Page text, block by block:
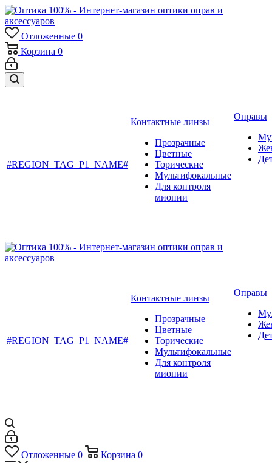
Отложенные 0
Корзина 0
#REGION_TAG_P1_NAME#
Контактные линзы
Прозрачные
Цветные
Торические
Мультифокальные
Для контроля
миопии
Оправы
#REGION_TAG_P1_NAME#
Контактные линзы
Прозрачные
Цветные
Торические
Мультифокальные
Для контроля
миопии
Оправы
Отложенные 0 Корзина 0